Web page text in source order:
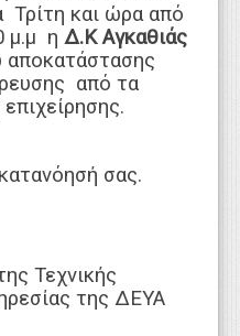
Τρίτη και ώρα από
μ.μ η Δ.Κ Αγκαθιάς
αποκατάστασης
από τα
σας.
ΔΕΥΑ